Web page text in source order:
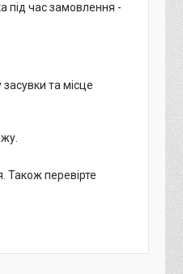
під час замовлення -
та місце
Також перевірте